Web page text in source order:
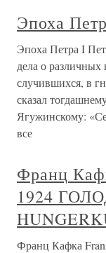
Эпоха
Эпоха Петра I
дела о различных
случившихся, в
сказал
Ягужинскому:
все
Франц
1924
Франц Кафка